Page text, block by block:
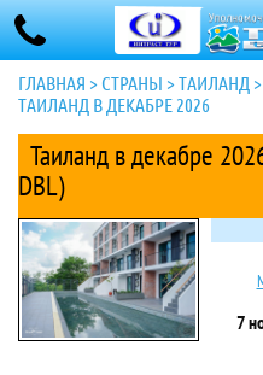
ГЛАВНАЯ >СТРАНЫ >ТАИЛАНД >
ТАИЛАНД В ДЕКАБРЕ 2026
Таиланд в декабре
DBL)
7